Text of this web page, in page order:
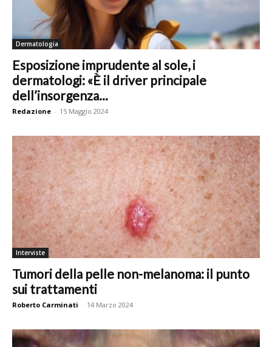
Dermatologia
Esposizione imprudente al sole, i
dermatologi: «È il driver principale
dell’insorgenza...
Redazione - 15 Maggio 2024
Interviste
Tumori della pelle non-melanoma: il punto
sui trattamenti
Roberto Carminati - 14 Marzo 2024